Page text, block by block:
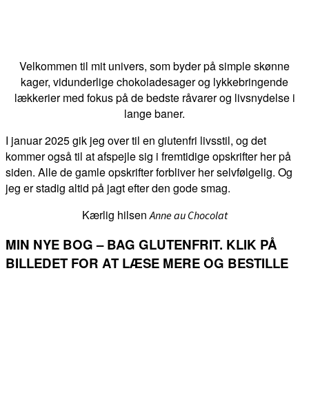
Velkommen til mit univers, som byder på simple skønne
kager, vidunderlige chokoladesager og lykkebringende
lækkerier med fokus på de bedste råvarer og livsnydelse i
lange baner.
I januar 2025 gik jeg over til en glutenfri livsstil, og det
kommer også til at afspejle sig i fremtidige opskrifter her på
siden. Alle de gamle opskrifter forbliver her selvfølgelig. Og
jeg er stadig altid på jagt efter den gode smag.
Kærlig hilsenAnne au Chocolat
MIN NYE BOG – BAG GLUTENFRIT. KLIK PÅ
BILLEDET FOR AT LÆSE MERE OG BESTILLE